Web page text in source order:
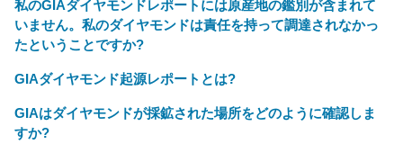
私のGIAダイヤモンドレポートには原産地の鑑別が含まれて
いません。私のダイヤモンドは責任を持って調達されなかっ
たということですか?
GIAダイヤモンド起源レポートとは?
GIAはダイヤモンドが採鉱された場所をどのように確認しま
すか?